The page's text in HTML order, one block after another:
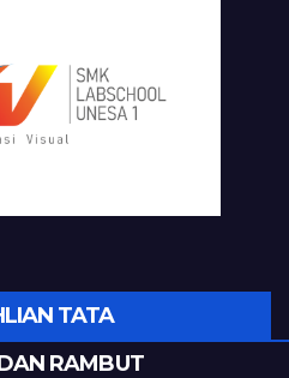
TATA
RAMBUT